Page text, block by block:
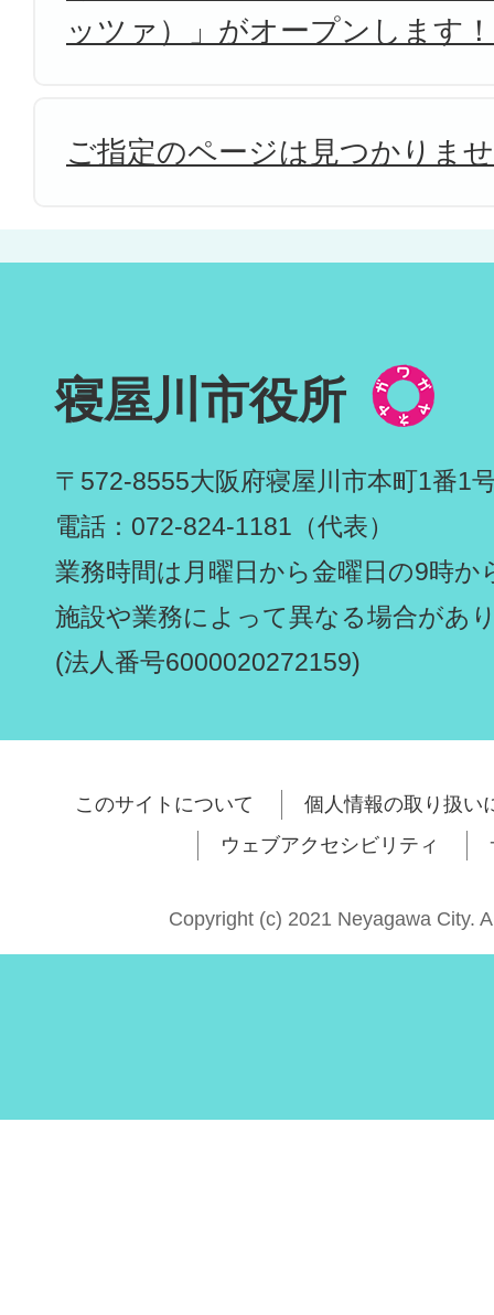
ッツァ）」がオープンします！
ご指定のページは見つかりま
寝屋川市役所
〒572-8555大阪府寝屋川市本町1番1
電話：072-824-1181（代表）
業務時間は月曜日から金曜日の9時か
施設や業務によって異なる場合があ
(法人番号6000020272159)
このサイトについて
個人情報の取り扱い
ウェブアクセシビリティ
Copyright (c) 2021 Neyagawa City.